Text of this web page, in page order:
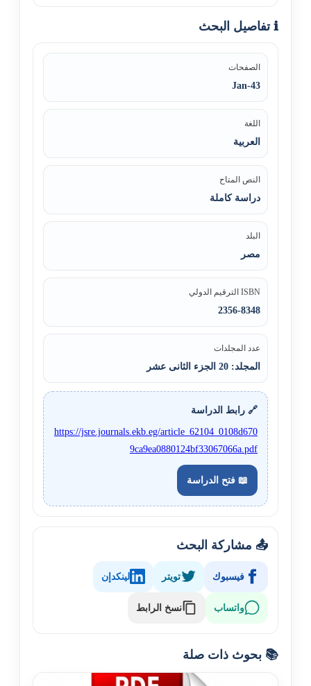
ℹ️ تفاصيل البحث
الصفحات
Jan-43
اللغة
العربية
النص المتاح
دراسة كاملة
البلد
مصر
ISBN الترقيم الدولي
2356-8348
عدد المجلدات
المجلد: 20 الجزء الثانی عشر
🔗 رابط الدراسة
https://jsre.journals.ekb.eg/article_62104_0108d670
9ca9ea0880124bf33067066a.pdf
📖 فتح الدراسة
📤 مشاركة البحث
فيسبوك تويتر لينكدإن
واتساب نسخ الرابط
📚 بحوث ذات صلة